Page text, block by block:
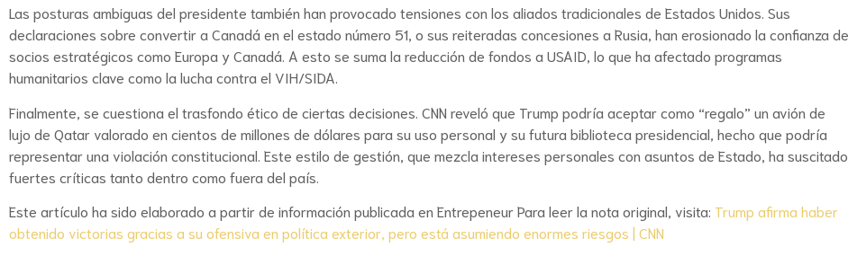
Las posturas ambiguas del presidente también han provocado tensiones con los aliados tradicionales de Estados Unidos. Sus
declaraciones sobre convertir a Canadá en el estado número 51, o sus reiteradas concesiones a Rusia, han erosionado la confianza de
socios estratégicos como Europa y Canadá. A esto se suma la reducción de fondos a USAID, lo que ha afectado programas
humanitarios clave como la lucha contra el VIH/SIDA.
Finalmente, se cuestiona el trasfondo ético de ciertas decisiones. CNN reveló que Trump podría aceptar como “regalo” un avión de
lujo de Qatar valorado en cientos de millones de dólares para su uso personal y su futura biblioteca presidencial, hecho que podría
representar una violación constitucional. Este estilo de gestión, que mezcla intereses personales con asuntos de Estado, ha suscitado
fuertes críticas tanto dentro como fuera del país.
Este artículo ha sido elaborado a partir de información publicada en Entrepeneur Para leer la nota original, visita: Trump afirma haber
obtenido victorias gracias a su ofensiva en política exterior, pero está asumiendo enormes riesgos | CNN